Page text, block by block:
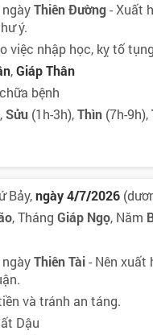
ngàyThiên Đường- Xuất
ý.
việc nhập học, kỵ tố
,Giáp Thân
bệnh
Sửu (1h-3h),Thìn (7h-9h),
Bảy,ngày 4/7/2026
, Tháng Giáp Ngọ, Năm
ngàyThiên Tài- Nên
và tránh an táng.
ất Dậu